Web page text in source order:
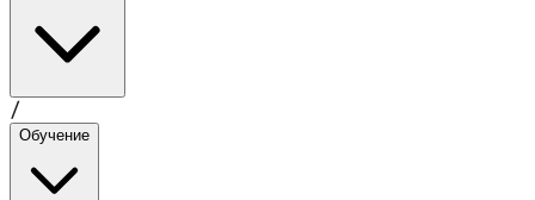
/
Обучение